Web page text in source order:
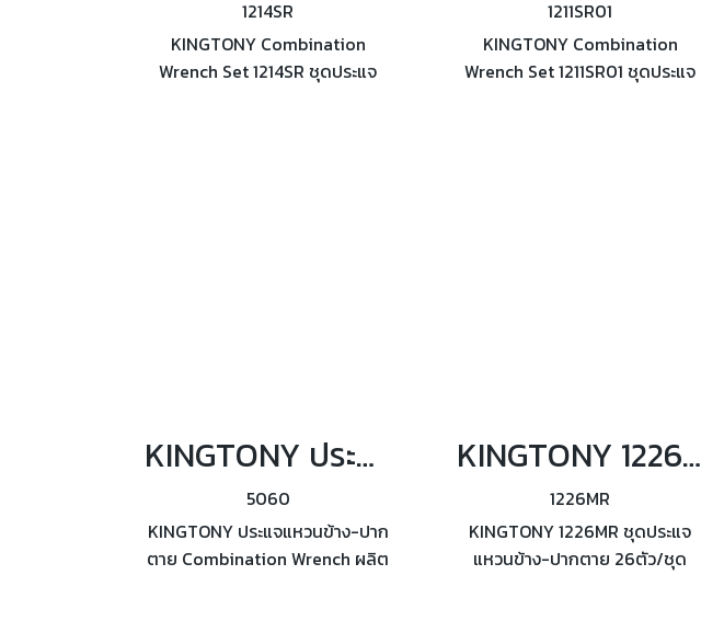
1214SR
KINGTONY Combination
Wrench Set 1214SR ชุดประแจ
1211SR01
KINGTONY Combination
Wrench Set 1211SR01 ชุดประแจ
KINGTONY ประแจแหวนข้าง-ปากตาย Combination Wrench (ระบบนิ้ว)
5060
KINGTONY ประแจแหวนข้าง-ปาก
ตาย Combination Wrench ผลิต
KINGTONY 1226MR ชุดประแจแหวนข้าง-ปากตาย 26ตัว/ชุด
1226MR
KINGTONY 1226MR ชุดประแจ
แหวนข้าง-ปากตาย 26ตัว/ชุด